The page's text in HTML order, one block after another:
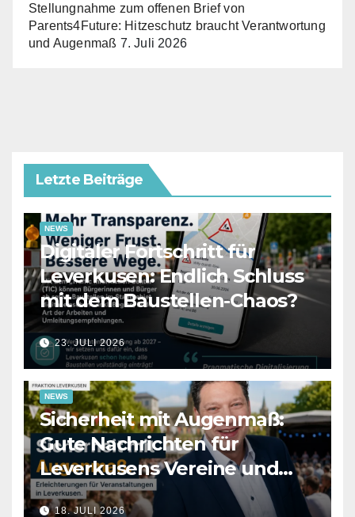
Stellungnahme zum offenen Brief von
Parents4Future: Hitzeschutz braucht Verantwortung
und Augenmaß 7. Juli 2026
Letzte Beiträge
NEWS
Digitaler Fortschritt für
Leverkusen: Endlich Schluss
mit dem Baustellen-Chaos?
23. JULI 2026
NEWS
Sicherheit mit Augenmaß:
Gute Nachrichten für
Leverkusens Vereine und
Veranstalter
18. JULI 2026